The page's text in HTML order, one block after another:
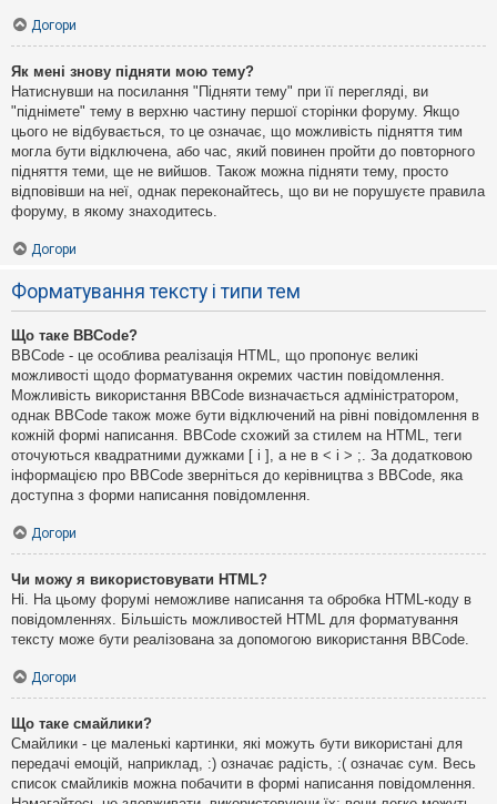
Догори
Як мені знову підняти мою тему?
Натиснувши на посилання "Підняти тему" при її перегляді, ви
"піднімете" тему в верхню частину першої сторінки форуму. Якщо
цього не відбувається, то це означає, що можливість підняття тим
могла бути відключена, або час, який повинен пройти до повторного
підняття теми, ще не вийшов. Також можна підняти тему, просто
відповівши на неї, однак переконайтесь, що ви не порушуєте правила
форуму, в якому знаходитесь.
Догори
Форматування тексту і типи тем
Що таке BBCode?
BBCode - це особлива реалізація HTML, що пропонує великі
можливості щодо форматування окремих частин повідомлення.
Можливість використання BBCode визначається адміністратором,
однак BBCode також може бути відключений на рівні повідомлення в
кожній формі написання. BBCode схожий за стилем на HTML, теги
оточуються квадратними дужками [ і ], а не в < і > ;. За додатковою
інформацією про BBCode зверніться до керівництва з BBCode, яка
доступна з форми написання повідомлення.
Догори
Чи можу я використовувати HTML?
Ні. На цьому форумі неможливе написання та обробка HTML-коду в
повідомленнях. Більшість можливостей HTML для форматування
тексту може бути реалізована за допомогою використання BBCode.
Догори
Що таке смайлики?
Смайлики - це маленькі картинки, які можуть бути використані для
передачі емоцій, наприклад, :) означає радість, :( означає сум. Весь
список смайликів можна побачити в формі написання повідомлення.